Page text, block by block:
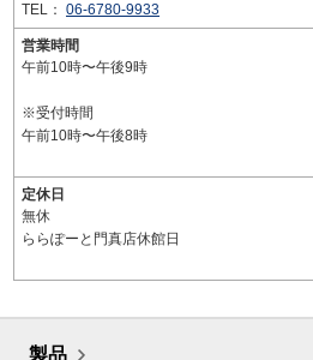
TEL： 06-6780-9933
営業時間
午前10時〜午後9時
※受付時間
午前10時〜午後8時
定休日
無休
ららぽーと門真店休館日
製品